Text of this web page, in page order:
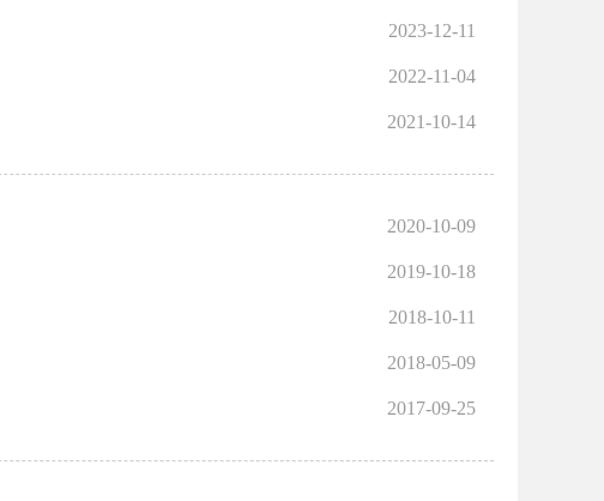
2023-12-11
2022-11-04
2021-10-14
2020-10-09
2019-10-18
2018-10-11
2018-05-09
2017-09-25